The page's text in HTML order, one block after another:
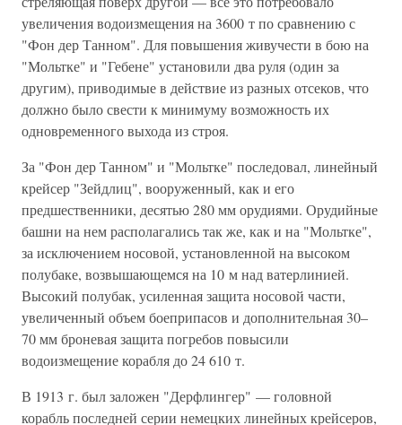
увеличения водоизмещения на 3600 т по сравнению с
"Фон дер Танном". Для повышения живучести в бою на
"Мольтке" и "Гебене" установили два руля (один за
другим), приводимые в действие из разных отсеков, что
должно было свести к минимуму возможность их
одновременного выхода из строя.
За "Фон дер Танном" и "Мольтке" последовал, линейный
крейсер "Зейдлиц", вооруженный, как и его
предшественники, десятью 280 мм орудиями. Орудийные
башни на нем располагались так же, как и на "Мольтке",
за исключением носовой, установленной на высоком
полубаке, возвышающемся на 10 м над ватерлинией.
Высокий полубак, усиленная защита носовой части,
увеличенный объем боеприпасов и дополнительная 30–
70 мм броневая защита погребов повысили
водоизмещение корабля до 24 610 т.
В 1913 г. был заложен "Дерфлингер" — головной
корабль последней серии немецких линейных крейсеров,